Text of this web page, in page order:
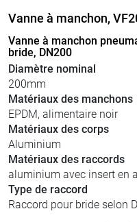
Vanne à manchon,
Vanne à manchon
bride, DN200
Diamètre nominal
200mm
Matériaux des manchons
EPDM, alimentaire noir
Matériaux des corps
Aluminium
Matériaux des raccords
aluminium avec insert en
Type de raccord
Raccord pour bride selon